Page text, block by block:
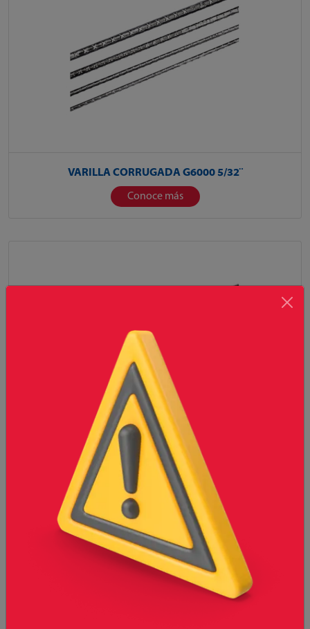
VARILLA CORRUGADA G6000 5/32¨
Conoce más
VARILLA CORRUGADA G6000 3/16¨
Conoce más